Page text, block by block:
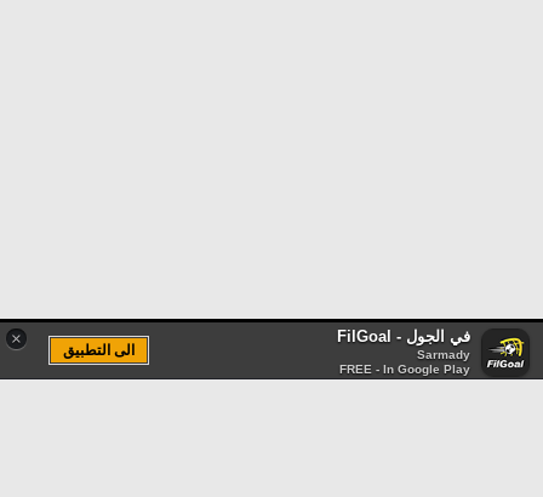
× في الجول - FilGoal
Sarmady
FREE - In Google Play
الى التطبيق